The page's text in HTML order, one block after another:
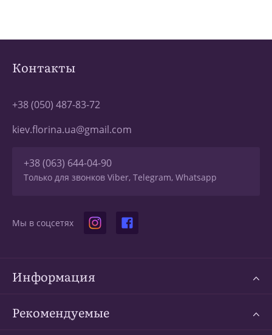
Контакты
+38 (050) 487-83-72
kiev.florina.ua@gmail.com
+38 (063) 644-04-90
Только для звонков Viber, Telegram, Whatsapp
Мы в соцсетях
Информация
Рекомендуемые